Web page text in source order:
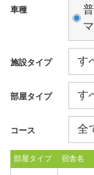
車種
施設タイプ
部屋タイプ
コース
部屋タイプ 宿舎名